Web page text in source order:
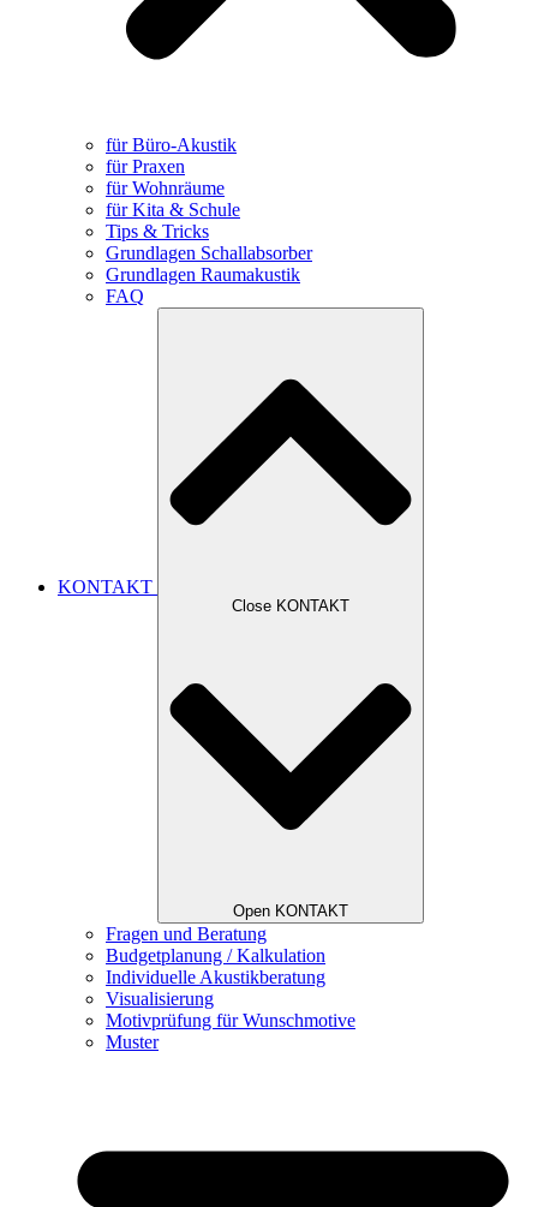
für Büro-Akustik
für Praxen
für Wohnräume
für Kita & Schule
Tips & Tricks
Grundlagen Schallabsorber
Grundlagen Raumakustik
FAQ
KONTAKT
Close KONTAKT
Open KONTAKT
Fragen und Beratung
Budgetplanung / Kalkulation
Individuelle Akustikberatung
Visualisierung
Motivprüfung für Wunschmotive
Muster